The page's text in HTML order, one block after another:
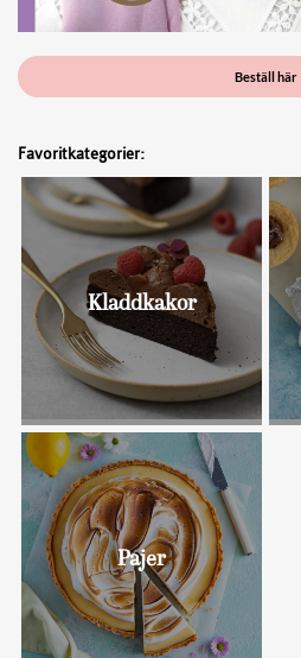
Beställ här
Favoritkategorier:
Kladdkakor
Pajer